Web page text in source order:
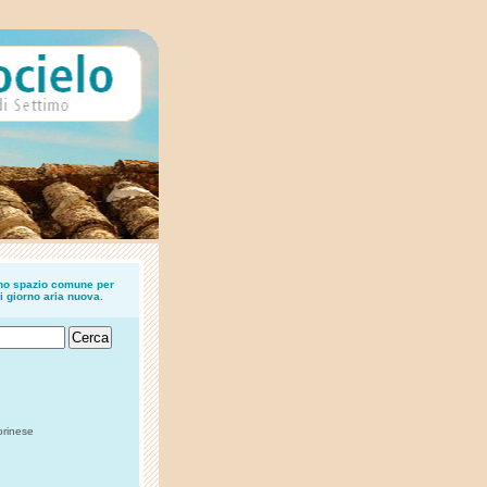
spazio comune per
giorno aria nuova.